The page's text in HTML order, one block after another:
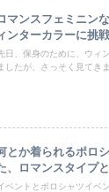
マンスフェミニン
ンターカラーに挑戦
日、保身のために、ウィ
したが、さっそく見てき
とか着られるポロ
、ロマンスタイプ
ベントとポロシャツイベ